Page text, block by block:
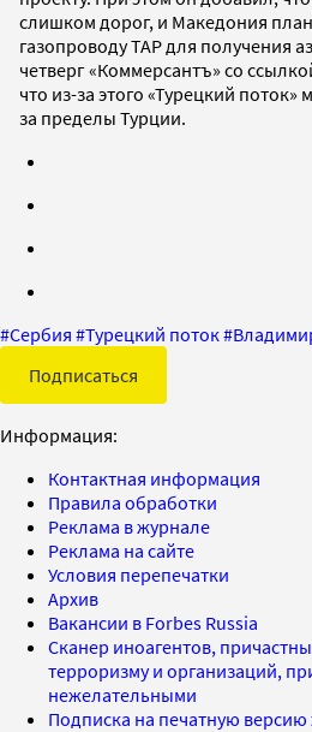
слишком дорог, и Македония
газопроводу TAP для получения
четверг «Коммерсантъ» со
что из-за этого «Турецкий
за пределы Турции.
#Сербия #Турецкий поток#
Подписаться
Информация:
Контактная информация
Правила обработки
Реклама в журнале
Реклама на сайте
Условия перепечатки
Архив
Вакансии в Forbes Russia
Сканер иноагентов,
терроризму и организаций,
нежелательными
Подписка на печатную